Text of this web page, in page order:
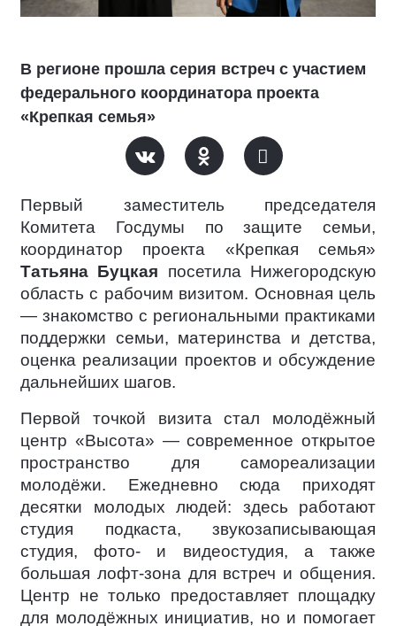
В регионе прошла серия встреч с участием
федерального координатора проекта
«Крепкая семья»
Первый заместитель председателя
Комитета Госдумы по защите семьи,
координатор проекта «Крепкая семья»
Татьяна Буцкая посетила Нижегородскую
область с рабочим визитом. Основная цель
— знакомство с региональными практиками
поддержки семьи, материнства и детства,
оценка реализации проектов и обсуждение
дальнейших шагов.
Первой точкой визита стал молодёжный
центр «Высота» — современное открытое
пространство для самореализации
молодёжи. Ежедневно сюда приходят
десятки молодых людей: здесь работают
студия подкаста, звукозаписывающая
студия, фото- и видеостудия, а также
большая лофт-зона для встреч и общения.
Центр не только предоставляет площадку
для молодёжных инициатив, но и помогает